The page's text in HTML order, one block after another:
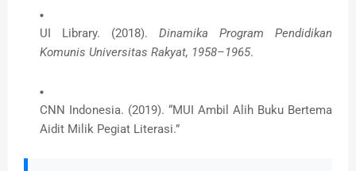
UI Library. (2018). Dinamika Program Pendidikan
Komunis Universitas Rakyat, 1958–1965.
CNN Indonesia. (2019). “MUI Ambil Alih Buku Bertema
Aidit Milik Pegiat Literasi.”